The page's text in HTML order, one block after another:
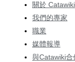
關於 Catawiki
我們的專家
職業
媒體報導
與Catawiki合